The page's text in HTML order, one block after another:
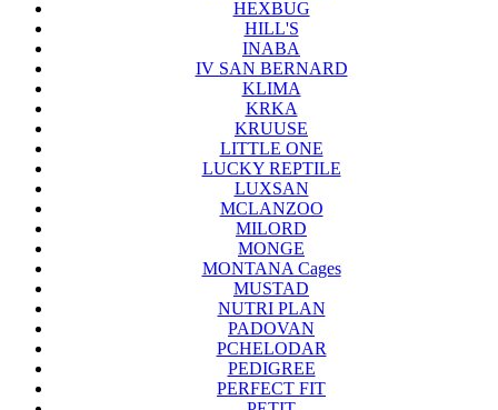
HEXBUG
HILL'S
INABA
IV SAN BERNARD
KLIMA
KRKA
KRUUSE
LITTLE ONE
LUCKY REPTILE
LUXSAN
MCLANZOO
MILORD
MONGE
MONTANA Cages
MUSTAD
NUTRI PLAN
PADOVAN
PCHELODAR
PEDIGREE
PERFECT FIT